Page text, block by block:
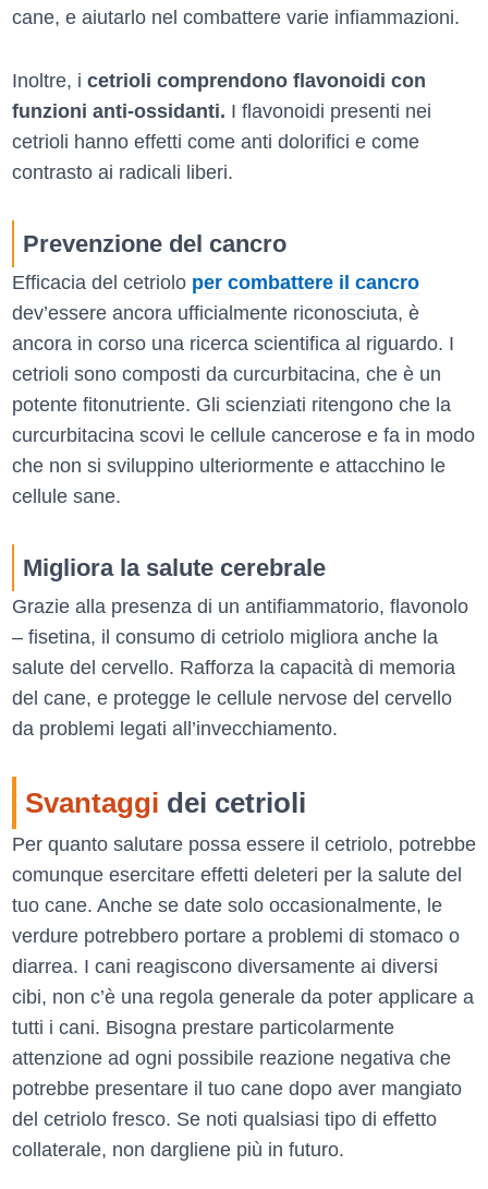
cane, e aiutarlo nel combattere varie infiammazioni.
Inoltre, i cetrioli comprendono flavonoidi con
funzioni anti-ossidanti. I flavonoidi presenti nei
cetrioli hanno effetti come anti dolorifici e come
contrasto ai radicali liberi.
Prevenzione del cancro
Efficacia del cetriolo per combattere il cancro
dev’essere ancora ufficialmente riconosciuta, è
ancora in corso una ricerca scientifica al riguardo. I
cetrioli sono composti da curcurbitacina, che è un
potente fitonutriente. Gli scienziati ritengono che la
curcurbitacina scovi le cellule cancerose e fa in modo
che non si sviluppino ulteriormente e attacchino le
cellule sane.
Migliora la salute cerebrale
Grazie alla presenza di un antifiammatorio, flavonolo
– fisetina, il consumo di cetriolo migliora anche la
salute del cervello. Rafforza la capacità di memoria
del cane, e protegge le cellule nervose del cervello
da problemi legati all’invecchiamento.
Svantaggi dei cetrioli
Per quanto salutare possa essere il cetriolo, potrebbe
comunque esercitare effetti deleteri per la salute del
tuo cane. Anche se date solo occasionalmente, le
verdure potrebbero portare a problemi di stomaco o
diarrea. I cani reagiscono diversamente ai diversi
cibi, non c’è una regola generale da poter applicare a
tutti i cani. Bisogna prestare particolarmente
attenzione ad ogni possibile reazione negativa che
potrebbe presentare il tuo cane dopo aver mangiato
del cetriolo fresco. Se noti qualsiasi tipo di effetto
collaterale, non dargliene più in futuro.